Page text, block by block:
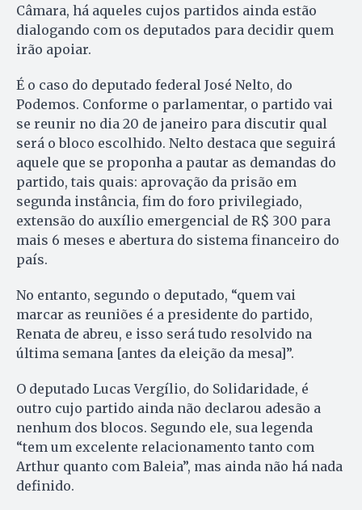
Câmara, há aqueles cujos partidos ainda estão
dialogando com os deputados para decidir quem
irão apoiar.
É o caso do deputado federal José Nelto, do
Podemos. Conforme o parlamentar, o partido vai
se reunir no dia 20 de janeiro para discutir qual
será o bloco escolhido. Nelto destaca que seguirá
aquele que se proponha a pautar as demandas do
partido, tais quais: aprovação da prisão em
segunda instância, fim do foro privilegiado,
extensão do auxílio emergencial de R$ 300 para
mais 6 meses e abertura do sistema financeiro do
país.
No entanto, segundo o deputado, “quem vai
marcar as reuniões é a presidente do partido,
Renata de abreu, e isso será tudo resolvido na
última semana [antes da eleição da mesa]”.
O deputado Lucas Vergílio, do Solidaridade, é
outro cujo partido ainda não declarou adesão a
nenhum dos blocos. Segundo ele, sua legenda
“tem um excelente relacionamento tanto com
Arthur quanto com Baleia”, mas ainda não há nada
definido.